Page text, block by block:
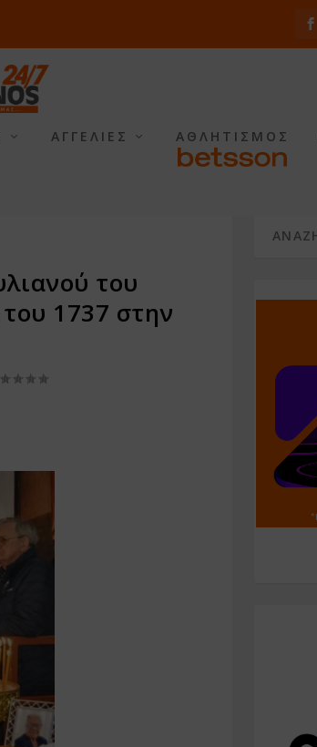
ΑΓΓΕΛΙΕΣ ΑΘΛΗΤΙΣΜΟΣ
του
1737 στην